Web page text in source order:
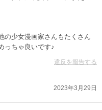
の少女漫画家さんもたくさん
っちゃ良いです♪
違反を報告する
2023年3月29日